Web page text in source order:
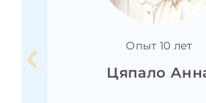
Опыт 10 лет
Цяпало